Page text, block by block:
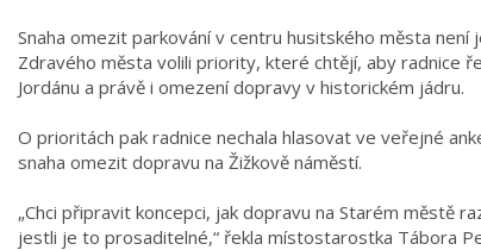
Snaha omezit parkování v centru husitského města
Zdravého města volili priority, které chtějí, aby radnice
Jordánu a právě i omezení dopravy v historickém jádru.
O prioritách pak radnice nechala hlasovat ve veřejné
snaha omezit dopravu na Žižkově náměstí.
„Chci připravit koncepci, jak dopravu na Starém městě
jestli je to prosaditelné,“ řekla místostarostka Tábora